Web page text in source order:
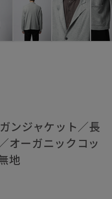
ンジャケット／長
オーガニックコッ
地